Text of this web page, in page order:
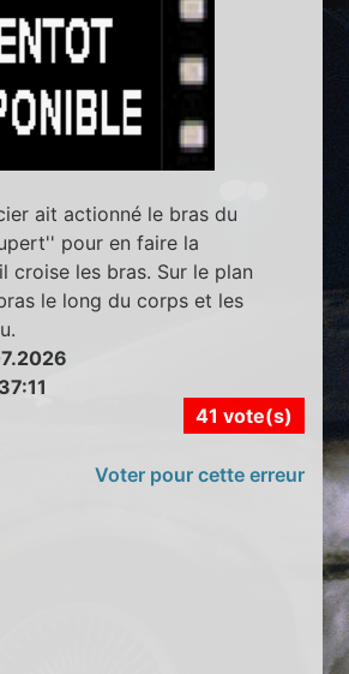
ait actionné le bras du
pour en faire la
croise les bras. Sur le plan
le long du corps et les
41 vote(s)
Voter pour cette erreur